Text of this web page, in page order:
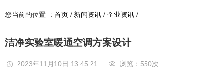
您当前的位置 ： 首页 / 新闻资讯 / 企业资讯 /
洁净实验室暖通空调方案设计
2023年11月10日 13:45:21 浏览：550次